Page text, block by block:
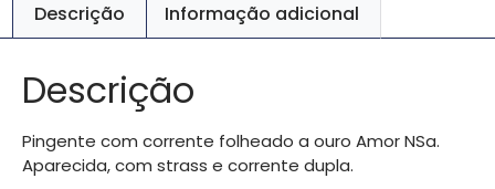
Descrição Informação adicional
Descrição
Pingente com corrente folheado a ouro Amor NSa.
Aparecida, com strass e corrente dupla.